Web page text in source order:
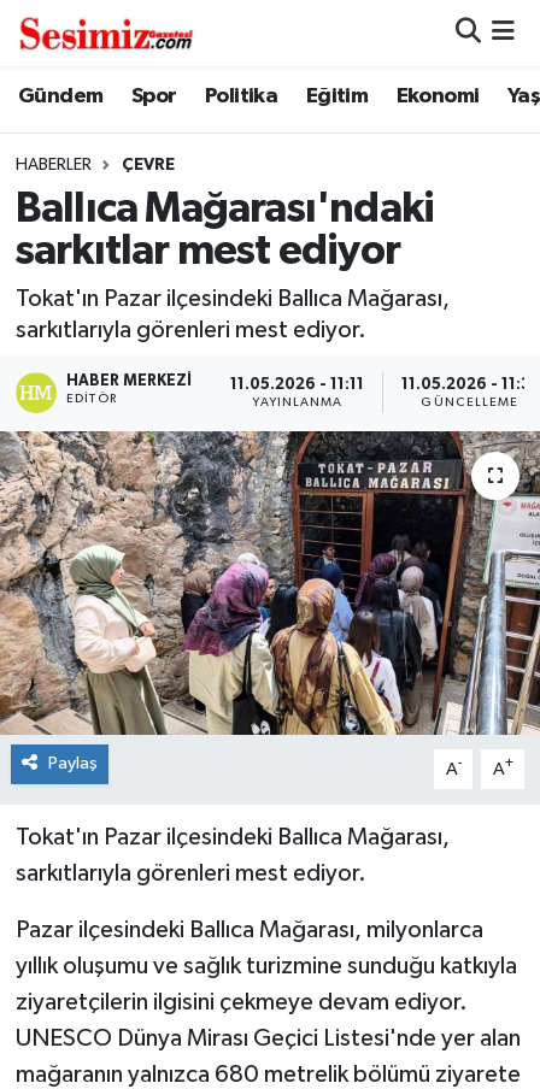
Gündem Spor Politika Eğitim Ekonomi
HABERLER ÇEVRE
Ballıca Mağarası'ndaki
sarkıtlar mest ediyor
Tokat'ın Pazar ilçesindeki Ballıca Mağarası,
sarkıtlarıyla görenleri mest ediyor.
HABER MERKEZI
EDITÖR
11.05.2026 - 11:11
YAYINLANMA
11.05.2026 - 11:31
GÜNCELLEME
Paylaş A- A+
Tokat'ın Pazar ilçesindeki Ballıca Mağarası,
sarkıtlarıyla görenleri mest ediyor.
Pazar ilçesindeki Ballıca Mağarası, milyonlarca
yıllık oluşumu ve sağlık turizmine sunduğu katkıyla
ziyaretçilerin ilgisini çekmeye devam ediyor.
UNESCO Dünya Mirası Geçici Listesi'nde yer alan
mağaranın yalnızca 680 metrelik bölümü ziyarete
Dünya
Ekonomi
Gündem
Magazin
Politika
Sağlık
Spor
Teknoloji
Tokat Haberleri
Yaşam
Nöbetçi Eczaneler
Namaz Vakitleri
Süper Lig Puan Durumu ve Fikstür
Tüm Manşetler
Son Dakika Haberleri
Haber Arşivi